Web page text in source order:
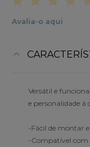
Avalia-o aqui
Versátil e
e personalidade à
-Fácil de montar
-Compatível com